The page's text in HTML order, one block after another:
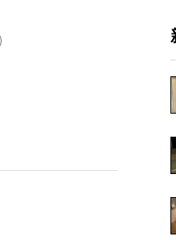
納品事例（店舗・オフィ